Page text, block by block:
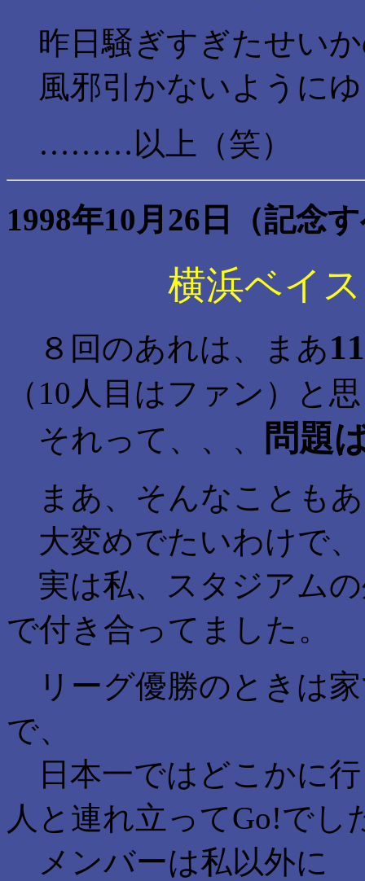
昨日騒ぎすぎたせい
風邪引かないように
………以上（笑）
1998年10月26日（記念
横浜ベイ
８回のあれは、まあ
（10人目はファン）と
それって、、、
問題
まあ、そんなことも
大変めでたいわけで、
実は私、スタジアム
で付き合ってました。
リーグ優勝のときは
で、
日本一ではどこかに
人と連れ立ってGo!でし
メンバーは私以外に